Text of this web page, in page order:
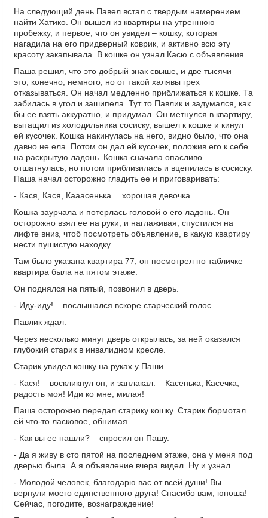
На следующий день Павел встал с твердым намерением
найти Хатико. Он вышел из квартиры на утреннюю
пробежку, и первое, что он увидел – кошку, которая
нагадила на его придверный коврик, и активно всю эту
красоту закапывала. В кошке он узнал Касю с объявления.
Паша решил, что это добрый знак свыше, и две тысячи –
это, конечно, немного, но от такой халявы грех
отказываться. Он начал медленно приближаться к кошке. Та
забилась в угол и зашипела. Тут то Павлик и задумался, как
бы ее взять аккуратно, и придумал. Он метнулся в квартиру,
вытащил из холодильника сосиску, вышел к кошке и кинул
ей кусочек. Кошка накинулась на него, видно было, что она
давно не ела. Потом он дал ей кусочек, положив его к себе
на раскрытую ладонь. Кошка сначала опасливо
отшатнулась, но потом приблизилась и вцепилась в сосиску.
Паша начал осторожно гладить ее и приговаривать:
- Кася, Кася, Кааасенька… хорошая девочка…
Кошка заурчала и потерлась головой о его ладонь. Он
осторожно взял ее на руки, и наглаживая, спустился на
лифте вниз, чтоб посмотреть объявление, в какую квартиру
нести пушистую находку.
Там было указана квартира 77, он посмотрел по табличке –
квартира была на пятом этаже.
Он поднялся на пятый, позвонил в дверь.
- Иду-иду! – послышался вскоре старческий голос.
Павлик ждал.
Через несколько минут дверь открылась, за ней оказался
глубокий старик в инвалидном кресле.
Старик увидел кошку на руках у Паши.
- Кася! – воскликнул он, и заплакал. – Касенька, Касечка,
радость моя! Иди ко мне, милая!
Паша осторожно передал старику кошку. Старик бормотал
ей что-то ласковое, обнимая.
- Как вы ее нашли? – спросил он Пашу.
- Да я живу в сто пятой на последнем этаже, она у меня под
дверью была. А я объявление вчера видел. Ну и узнал.
- Молодой человек, благодарю вас от всей души! Вы
вернули моего единственного друга! Спасибо вам, юноша!
Сейчас, погодите, вознаграждение!